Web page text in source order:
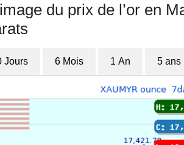
du prix de l’or en
Jours 6 Mois 1 An 5 ans